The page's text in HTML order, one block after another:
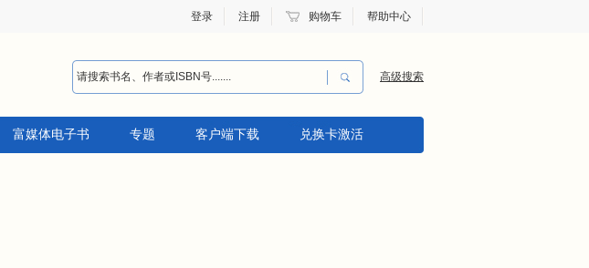
登录 注册 购物车 帮助中心
高级搜索
富媒体电子书 专题 客户端下载 兑换卡激活